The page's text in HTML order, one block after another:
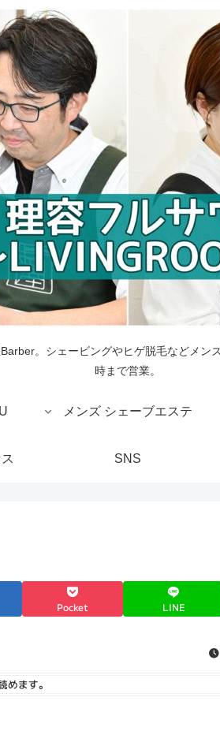
。シェービングやヒゲ脱毛などメ
時まで営業。
メンズ シェーブエステ
SNS
Pocket LINE
めます。